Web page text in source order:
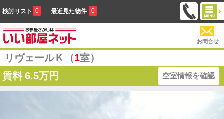
検討リスト 0 最近見た物件 0
お問合せ
リヴェールＫ（1室）
賃料 6.5万円 空室情報を確認